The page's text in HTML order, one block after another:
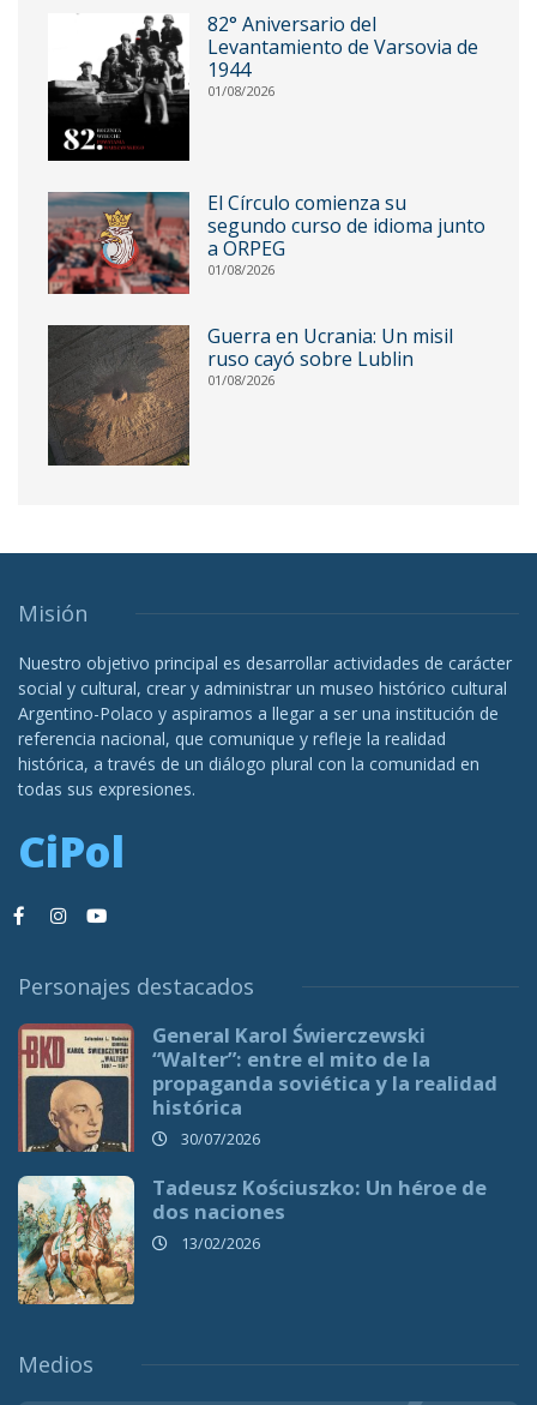
82° Aniversario del
Levantamiento de Varsovia de
1944
01/08/2026
El Círculo comienza su
segundo curso de idioma junto
a ORPEG
01/08/2026
Guerra en Ucrania: Un misil
ruso cayó sobre Lublin
01/08/2026
Misión
Nuestro objetivo principal es desarrollar actividades de carácter
social y cultural, crear y administrar un museo histórico cultural
Argentino-Polaco y aspiramos a llegar a ser una institución de
referencia nacional, que comunique y refleje la realidad
histórica, a través de un diálogo plural con la comunidad en
todas sus expresiones.
CiPol
Personajes destacados
General Karol Świerczewski
“Walter”: entre el mito de la
propaganda soviética y la realidad
histórica
30/07/2026
Tadeusz Kościuszko: Un héroe de
dos naciones
13/02/2026
Medios